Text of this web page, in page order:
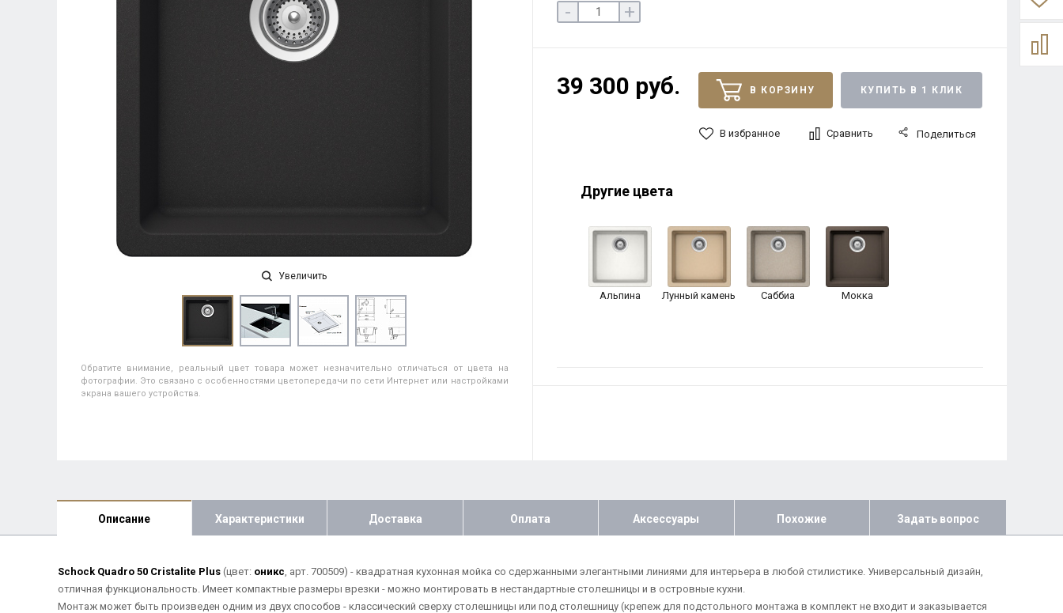
Увеличить
Обратите внимание, реальный цвет товара может незначительно отличаться от цвета на
фотографии. Это связано с особенностями цветопередачи по сети Интернет или настройками
экрана вашего устройства.
- +
39 300 руб. В КОРЗИНУ КУПИТЬ В 1 КЛИК
В избранное Сравнить Поделиться
Другие цвета
Альпина Лунный камень Саббиа Мокка
Описание Характеристики Доставка Оплата Аксессуары Похожие Задать вопрос
Schock Quadro 50 Cristalite Plus(цвет: оникс, арт. 700509) - квадратная кухонная мойка со сдержанными элегантными линиями для интерьера в любой стилистике. Универсальный дизайн,
отличная функциональность. Имеет компактные размеры врезки - можно монтировать в нестандартные столешницы и в островные кухни.
Монтаж может быть произведен одним из двух способов - классический сверху столешницы или под столешницу (крепеж для подстольного монтажа в комплект не входит и заказывается